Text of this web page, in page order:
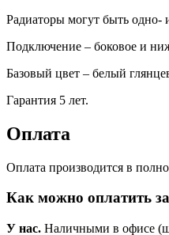
Радиаторы могут быть одно-
Подключение – боковое и
Базовый цвет – белый
Гарантия 5 лет.
Оплата
Оплата производится в
Как можно оплатить
У нас. Наличными в офисе